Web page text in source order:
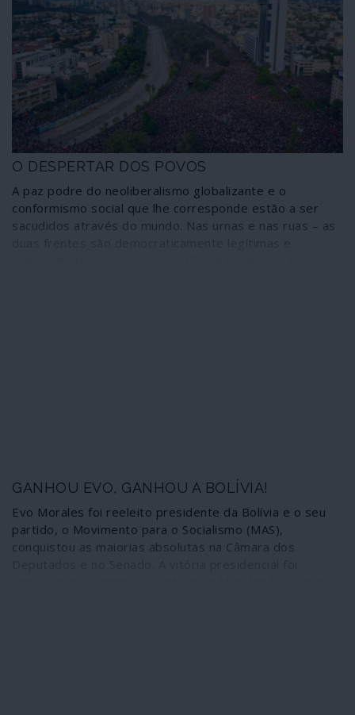
conquistaram as vozes que não tiveram em 500 anos. O
regime neoliberal globalista ficou fora de jogo na Bolívia,
onde os recursos naturais foram postos ao serviço das
populações. Há coisas que o imperialismo e a sua casa
mãe, os Estados Unidos da América, não conseguem
perdoar no “quintal das traseiras”. Mais cinco anos de
espera, pelo menos, não podiam acontecer. Então
chegou o golpe.
O DESPERTAR DOS POVOS
A paz podre do neoliberalismo globalizante e o
conformismo social que lhe corresponde estão a ser
sacudidos através do mundo. Nas urnas e nas ruas – as
GANHOU EVO, GANHOU A BOLÍVIA!
Evo Morales foi reeleito presidente da Bolívia e o seu
partido, o Movimento para o Socialismo (MAS),
conquistou as maiorias absolutas na Câmara dos